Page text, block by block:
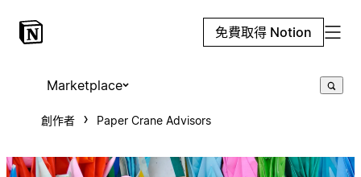
免費取得 Notion
Marketplace
創作者 Paper Crane Advisors